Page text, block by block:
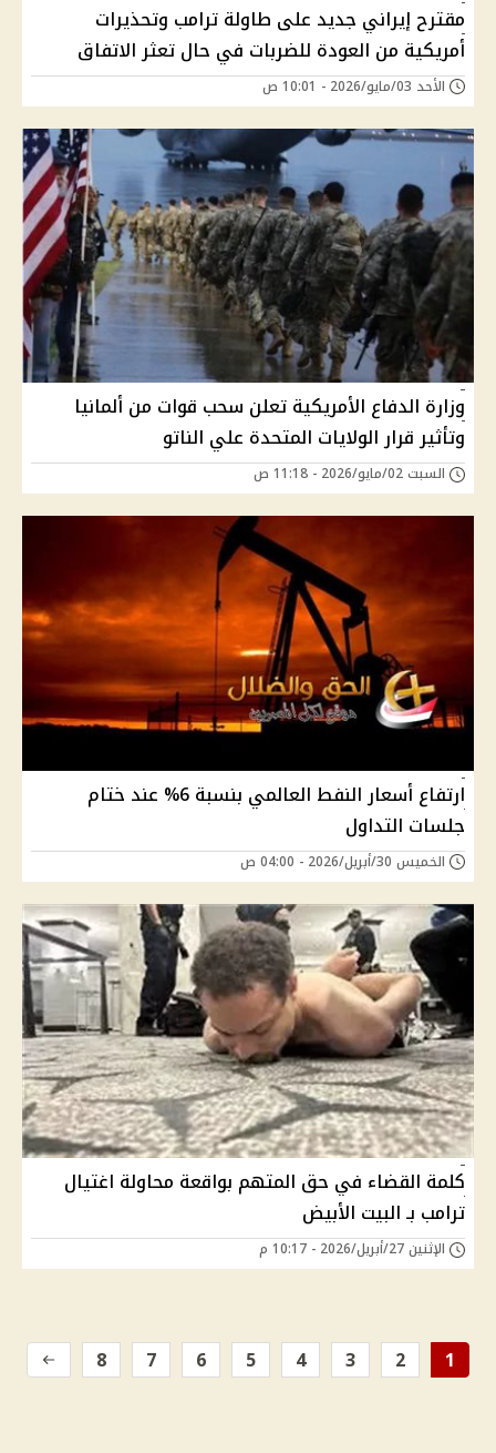
مقترح إيراني جديد على طاولة ترامب وتحذيرات
أمريكية من العودة للضربات في حال تعثر الاتفاق
الأحد 03/مايو/2026 - 10:01 ص
وزارة الدفاع الأمريكية تعلن سحب قوات من ألمانيا
وتأثير قرار الولايات المتحدة علي الناتو
السبت 02/مايو/2026 - 11:18 ص
ارتفاع أسعار النفط العالمي بنسبة 6% عند ختام
جلسات التداول
الخميس 30/أبريل/2026 - 04:00 ص
كلمة القضاء في حق المتهم بواقعة محاولة اغتيال
ترامب بـ البيت الأبيض
الإثنين 27/أبريل/2026 - 10:17 م
1
2
3
4
5
6
7
8